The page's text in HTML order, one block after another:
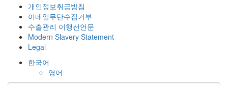
개인정보취급방침
이메일무단수집거부
수출관리 이행선언문
Modern Slavery Statement
Legal
한국어
영어